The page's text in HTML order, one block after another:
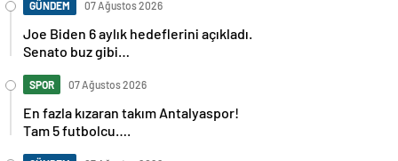
GÜNDEM 07 Ağustos 2026
Joe Biden 6 aylık hedeflerini açıkladı.
Senato buz gibi…
SPOR 07 Ağustos 2026
En fazla kızaran takım Antalyaspor!
Tam 5 futbolcu….